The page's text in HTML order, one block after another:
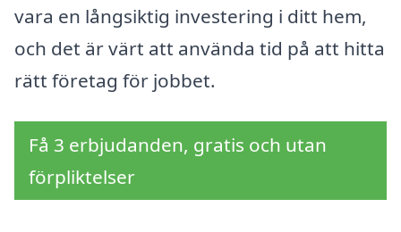
vara en långsiktig investering i ditt hem,
och det är värt att använda tid på att hitta
rätt företag för jobbet.
Få 3 erbjudanden, gratis och utan
förpliktelser